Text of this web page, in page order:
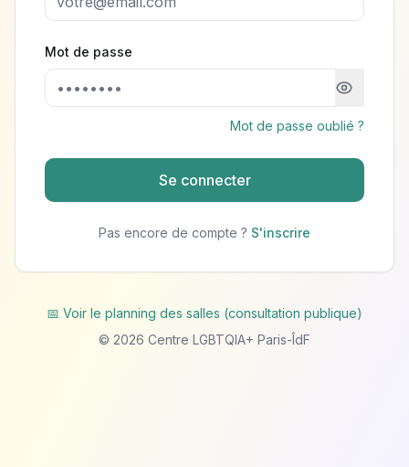
Mot de passe
Mot de passe oublié ?
Se connecter
Pas encore de compte ? S'inscrire
📅 Voir le planning des salles (consultation publique)
© 2026 Centre LGBTQIA+ Paris-ÎdF